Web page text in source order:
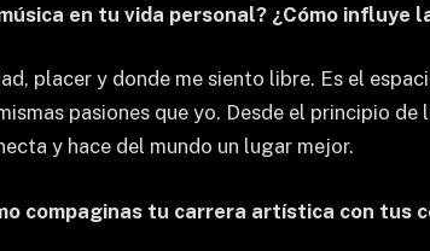
en tu vida personal? ¿Cómo influye
placer y donde me siento libre. Es el
pasiones que yo. Desde el principio
y hace del mundo un lugar mejor.
compaginas tu carrera artística con tus